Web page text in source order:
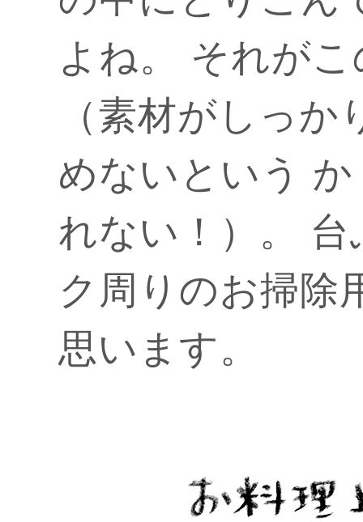
よね。 それが
（素材がしっ
めないという
れない！）。
ク周りのお掃除
思います。